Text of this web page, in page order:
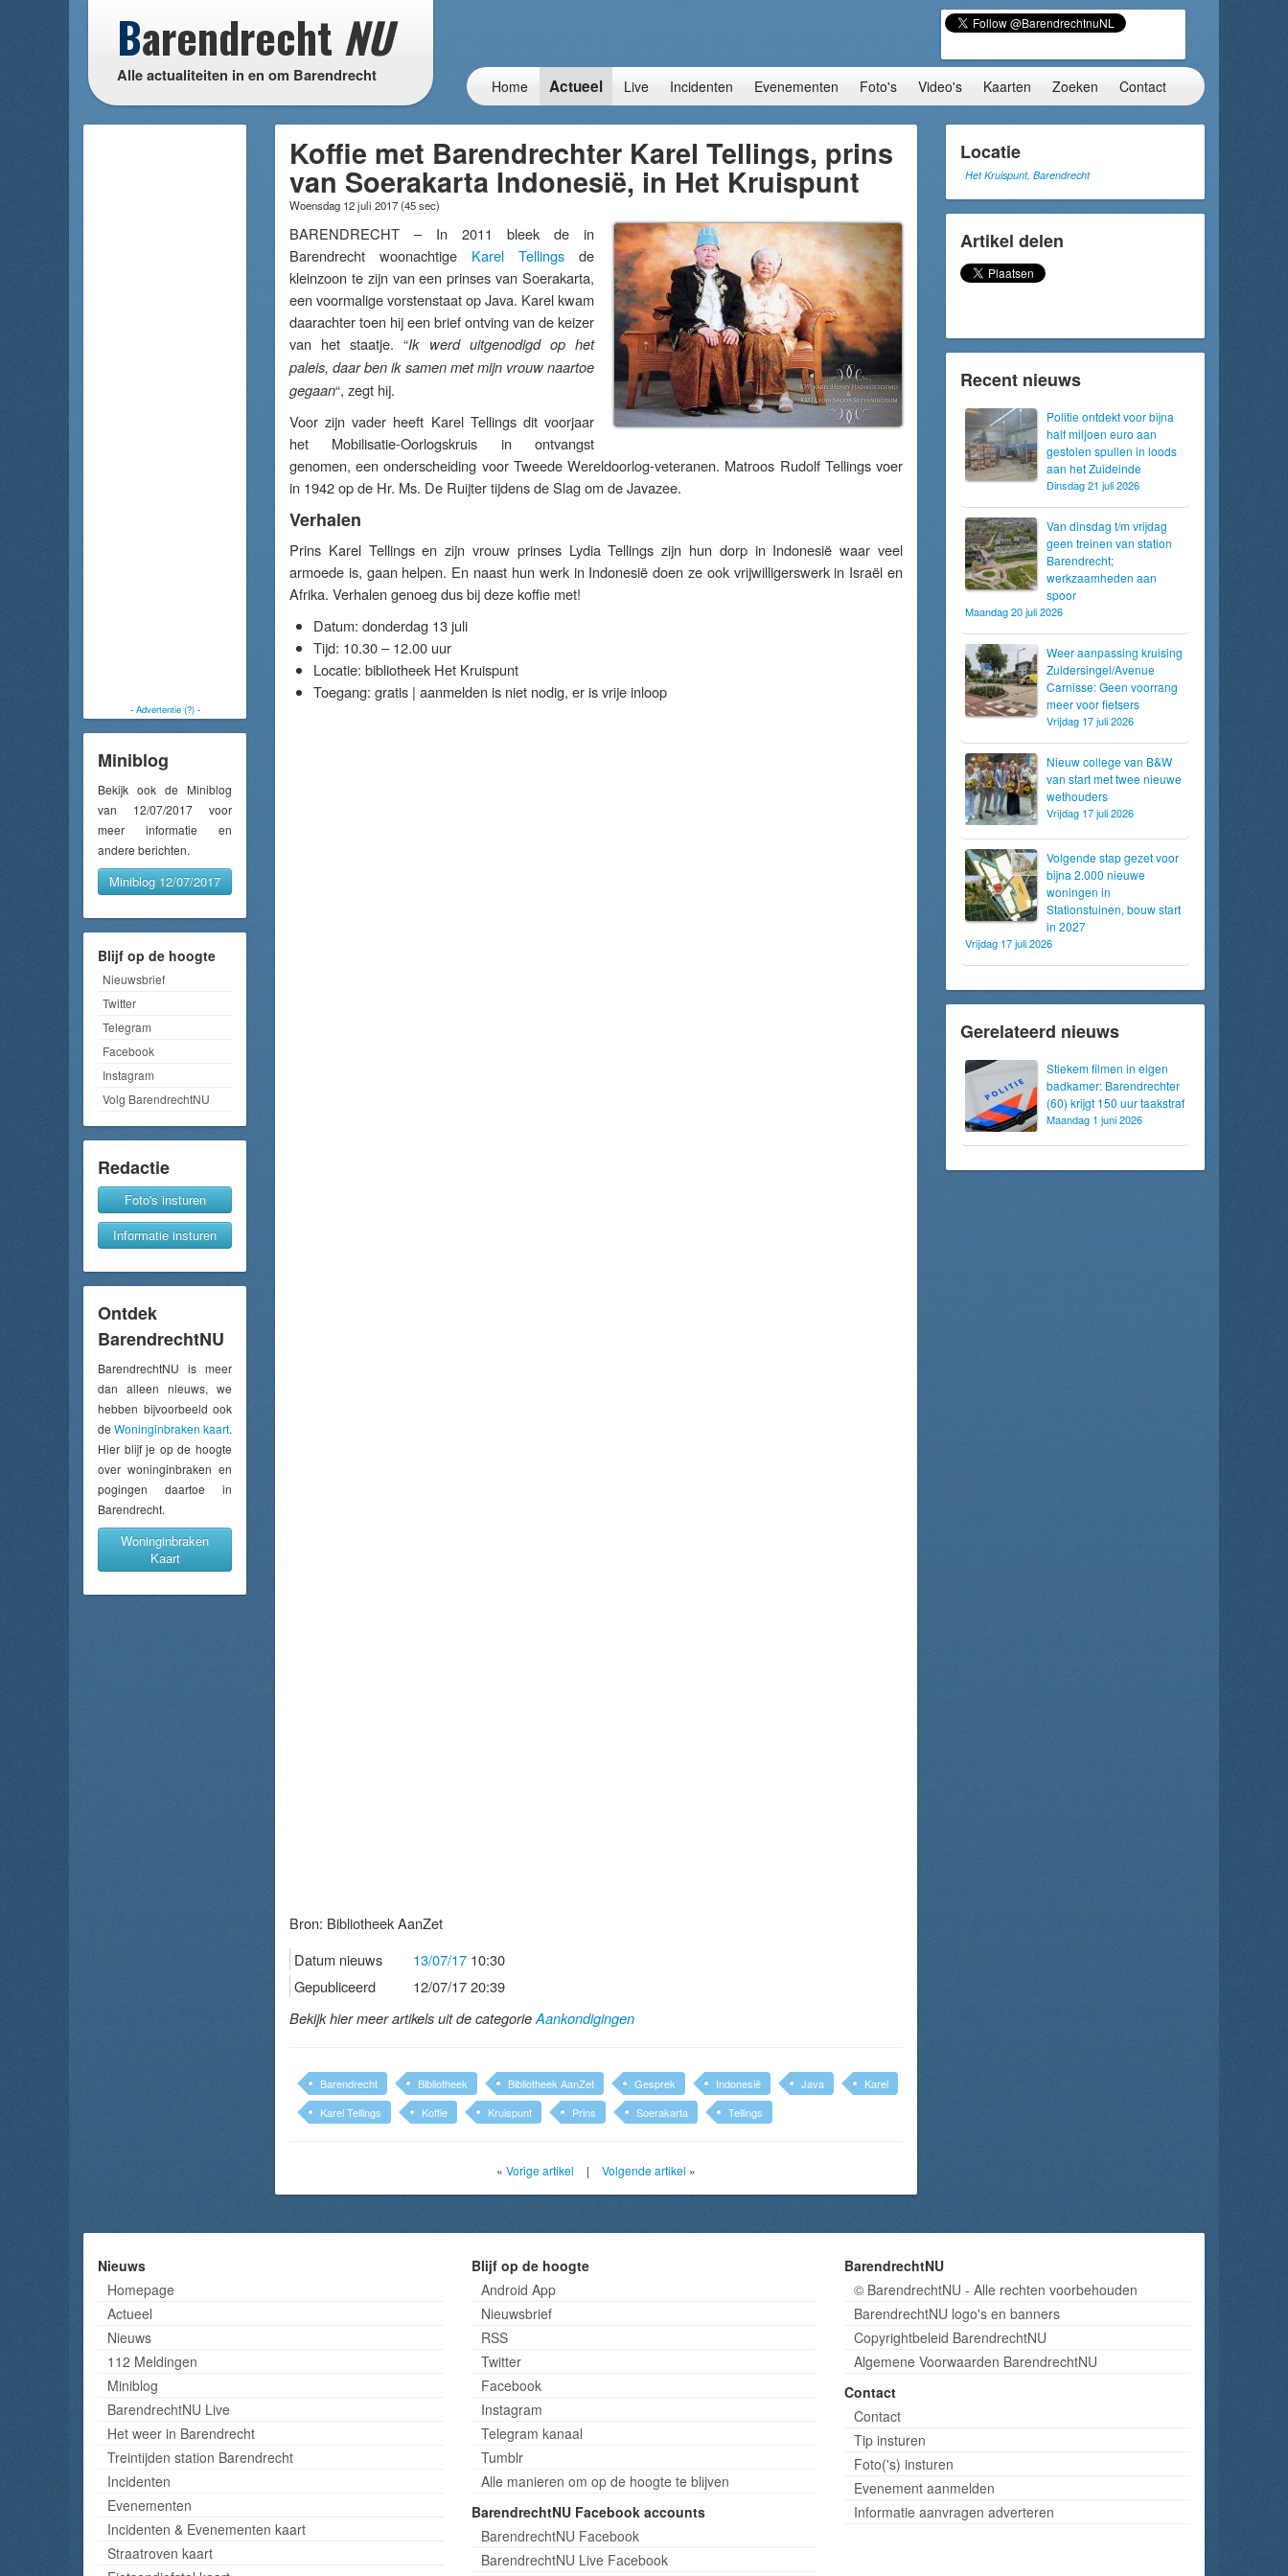
Barendrecht NU
Alle actualiteiten in en om Barendrecht
Home Actueel Live Incidenten Evenementen Foto's Video's Kaarten Zoeken Contact
- Advertentie (?)-
Miniblog
Bekijk ook de Miniblog
van 12/07/2017 voor
meer informatie en
andere berichten.
Miniblog 12/07/2017
Blijf op de hoogte
Nieuwsbrief
Twitter
Telegram
Facebook
Instagram
Volg BarendrechtNU
Redactie
Foto's insturen
Informatie insturen
Ontdek
BarendrechtNU
BarendrechtNU is meer
dan alleen nieuws, we
hebben bijvoorbeeld ook
de Woninginbraken kaart.
Hier blijf je op de hoogte
over woninginbraken en
pogingen daartoe in
Barendrecht.
Woninginbraken
Kaart
Koffie met Barendrechter Karel Tellings, prins
van Soerakarta Indonesië, in Het Kruispunt
Woensdag 12 juli 2017(45 sec)
BARENDRECHT – In 2011 bleek de in
Barendrecht woonachtige Karel Tellings de
kleinzoon te zijn van een prinses van Soerakarta,
een voormalige vorstenstaat op Java. Karel kwam
daarachter toen hij een brief ontving van de keizer
van het staatje. “Ik werd uitgenodigd op het
paleis, daar ben ik samen met mijn vrouw naartoe
gegaan“, zegt hij.
Voor zijn vader heeft Karel Tellings dit voorjaar
het Mobilisatie-Oorlogskruis in ontvangst
genomen, een onderscheiding voor Tweede Wereldoorlog-veteranen. Matroos Rudolf Tellings voer
in 1942 op de Hr. Ms. De Ruijter tijdens de Slag om de Javazee.
Verhalen
Prins Karel Tellings en zijn vrouw prinses Lydia Tellings zijn hun dorp in Indonesië waar veel
armoede is, gaan helpen. En naast hun werk in Indonesië doen ze ook vrijwilligerswerk in Israël en
Afrika. Verhalen genoeg dus bij deze koffie met!
Datum: donderdag 13 juli
Tijd: 10.30 – 12.00 uur
Locatie: bibliotheek Het Kruispunt
Toegang: gratis | aanmelden is niet nodig, er is vrije inloop
Bron: Bibliotheek AanZet
Datum nieuws
13/07/17 10:30
Gepubliceerd
12/07/17 20:39
Bekijk hier meer artikels uit de categorieAankondigingen
Barendrecht Bibliotheek Bibliotheek AanZet Gesprek Indonesië Java
Karel
Karel Tellings
Koffie Kruispunt Prins Soerakarta Tellings
« Vorige artikel | Volgende artikel »
Locatie
Het Kruispunt, Barendrecht
Artikel delen
Recent nieuws
Politie ontdekt voor bijna
half miljoen euro aan
gestolen spullen in loods
aan het Zuideinde
Dinsdag 21 juli 2026
Van dinsdag t/m vrijdag
geen treinen van station
Barendrecht;
werkzaamheden aan
spoor
Maandag 20 juli 2026
Weer aanpassing kruising
Zuidersingel/Avenue
Carnisse: Geen voorrang
meer voor fietsers
Vrijdag 17 juli 2026
Nieuw college van B&W
van start met twee nieuwe
wethouders
Vrijdag 17 juli 2026
Volgende stap gezet voor
bijna 2.000 nieuwe
woningen in
Stationstuinen, bouw start
in 2027
Vrijdag 17 juli 2026
Gerelateerd nieuws
Stiekem filmen in eigen
badkamer: Barendrechter
(60) krijgt 150 uur taakstraf
Maandag 1 juni 2026
Nieuws
Homepage
Actueel
Nieuws
112 Meldingen
Miniblog
BarendrechtNU Live
Het weer in Barendrecht
Treintijden station Barendrecht
Incidenten
Evenementen
Incidenten & Evenementen kaart
Straatroven kaart
Blijf op de hoogte
Android App
Nieuwsbrief
RSS
Twitter
Facebook
Instagram
Telegram kanaal
Tumblr
Alle manieren om op de hoogte te blijven
BarendrechtNU Facebook accounts
BarendrechtNU Facebook
BarendrechtNU Live Facebook
BarendrechtNU
© BarendrechtNU - Alle rechten voorbehouden
BarendrechtNU logo's en banners
Copyrightbeleid BarendrechtNU
Algemene Voorwaarden BarendrechtNU
Contact
Contact
Tip insturen
Foto('s) insturen
Evenement aanmelden
Informatie aanvragen adverteren